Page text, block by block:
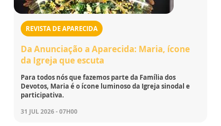
REVISTA DE APARECIDA
Da Anunciação a Aparecida: Maria, ícone
da Igreja que escuta
Para todos nós que fazemos parte da Família dos
Devotos, Maria é o ícone luminoso da Igreja sinodal e
participativa.
31 JUL 2026 - 07H00